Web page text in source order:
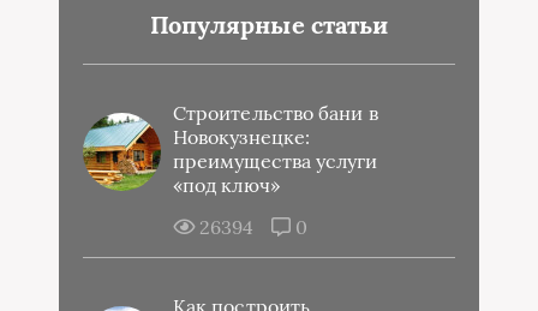
Популярные статьи
Строительство бани в
Новокузнецке:
преимущества услуги
«под ключ»
26394
0
Как построить